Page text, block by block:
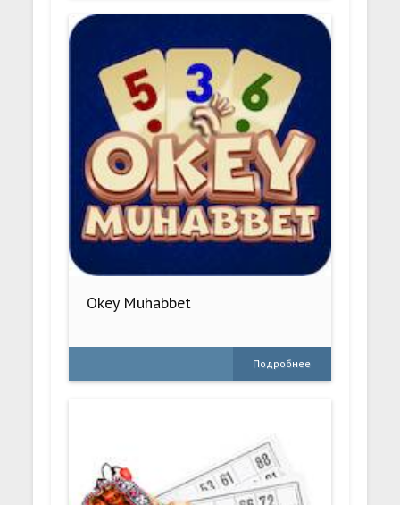
Okey Muhabbet
Подробнее